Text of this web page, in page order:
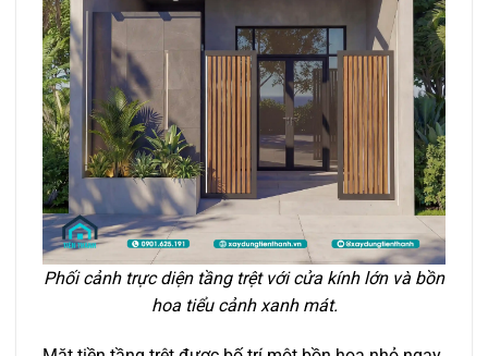
Phối cảnh trực diện tầng trệt với cửa kính lớn và bồn
hoa tiểu cảnh xanh mát.